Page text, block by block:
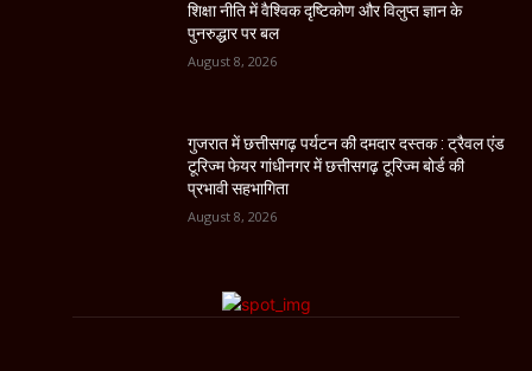
शिक्षा नीति में वैश्विक दृष्टिकोण और विलुप्त ज्ञान के
पुनरुद्धार पर बल
August 8, 2026
गुजरात में छत्तीसगढ़ पर्यटन की दमदार दस्तक : ट्रैवल एंड
टूरिज्म फेयर गांधीनगर में छत्तीसगढ़ टूरिज्म बोर्ड की
प्रभावी सहभागिता
August 8, 2026